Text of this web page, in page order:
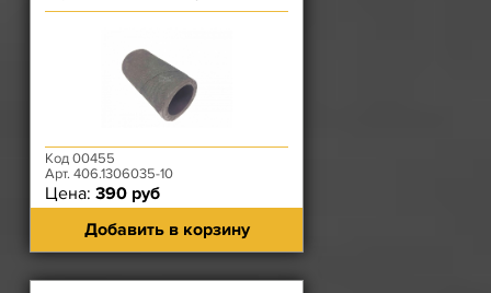
ЗМЗ-40524/525, 40904, 4091,
Код 00455
Арт. 406.1306035-10
Цена: 390 руб
Добавить в корзину